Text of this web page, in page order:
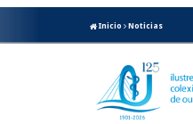
Inicio Noticias